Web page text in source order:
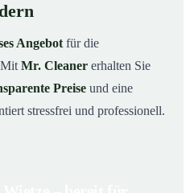
Angebot für die
Mr. Cleaner erhalten Sie
Preise und eine
stressfrei und professionell.